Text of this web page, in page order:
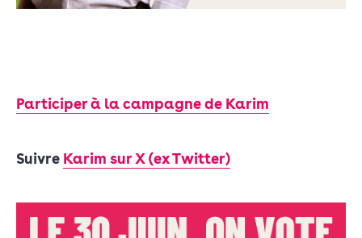
Participer à la campagne de Karim
Suivre Karim sur X (ex Twitter)